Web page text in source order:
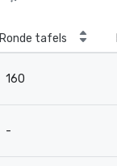
Ronde tafels
160
-